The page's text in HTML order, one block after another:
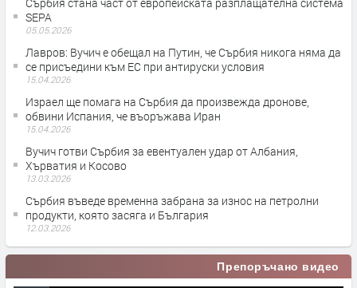
Сърбия стана част от европейската разплащателна система
SEPA
05.05.2026
Лавров: Вучич е обещал на Путин, че Сърбия никога няма да
се присъедини към ЕС при антируски условия
15.04.2026
Израел ще помага на Сърбия да произвежда дронове,
обвини Испания, че въоръжава Иран
15.04.2026
Вучич готви Сърбия за евентуален удар от Албания,
Хърватия и Косово
13.03.2026
Сърбия въведе временна забрана за износ на петролни
продукти, която засяга и България
12.03.2026
Препоръчано видео